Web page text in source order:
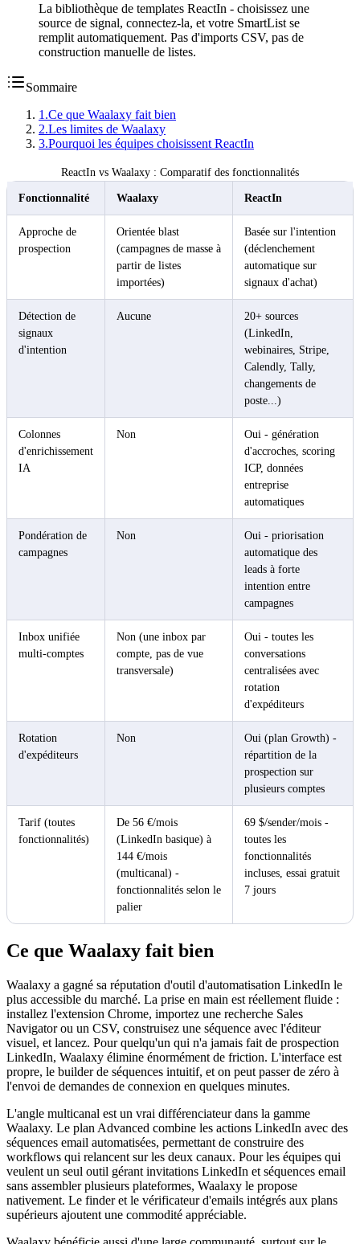
La bibliothèque de templates ReactIn - choisissez une
source de signal, connectez-la, et votre SmartList se
remplit automatiquement. Pas d'imports CSV, pas de
construction manuelle de listes.
Sommaire
1 .Ce que Waalaxy fait bien
2.Les limites de Waalaxy
3.Pourquoi les équipes choisissent ReactIn
ReactIn vs Waalaxy : Comparatif des fonctionnalités
Fonctionnalité Waalaxy ReactIn
Approche de
prospection
Orientée blast
(campagnes de masse à
partir de listes
importées)
Basée sur l'intention
(déclenchement
automatique sur
signaux d'achat)
Détection de
signaux
d'intention
Aucune
20+ sources
(LinkedIn,
webinaires, Stripe,
Calendly, Tally,
changements de
poste...)
Colonnes
d'enrichissement
IA
Non
Oui - génération
d'accroches, scoring
ICP, données
entreprise
automatiques
Pondération de
campagnes
Non
Oui - priorisation
automatique des
leads à forte
intention entre
campagnes
Inbox unifiée
multi-comptes
Non (une inbox par
compte, pas de vue
transversale)
Oui - toutes les
conversations
centralisées avec
rotation
d'expéditeurs
Rotation
d'expéditeurs
Non
Oui (plan Growth) -
répartition de la
prospection sur
plusieurs comptes
Tarif (toutes
fonctionnalités)
De 56 €/mois
(LinkedIn basique) à
144 €/mois
(multicanal) -
fonctionnalités selon le
palier
69 $/sender/mois -
toutes les
fonctionnalités
incluses, essai gratuit
7 jours
Ce que Waalaxy fait bien
Waalaxy a gagné sa réputation d'outil d'automatisation LinkedIn le
plus accessible du marché. La prise en main est réellement fluide :
installez l'extension Chrome, importez une recherche Sales
Navigator ou un CSV, construisez une séquence avec l'éditeur
visuel, et lancez. Pour quelqu'un qui n'a jamais fait de prospection
LinkedIn, Waalaxy élimine énormément de friction. L'interface est
propre, le builder de séquences intuitif, et on peut passer de zéro à
l'envoi de demandes de connexion en quelques minutes.
L'angle multicanal est un vrai différenciateur dans la gamme
Waalaxy. Le plan Advanced combine les actions LinkedIn avec des
séquences email automatisées, permettant de construire des
workflows qui relancent sur les deux canaux. Pour les équipes qui
veulent un seul outil gérant invitations LinkedIn et séquences email
sans assembler plusieurs plateformes, Waalaxy le propose
nativement. Le finder et le vérificateur d'emails intégrés aux plans
supérieurs ajoutent une commodité appréciable.